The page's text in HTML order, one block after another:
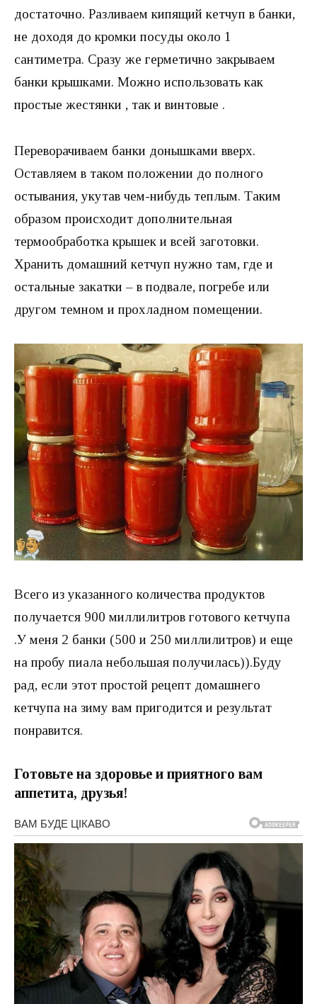
достаточно. Разливаем кипящий кетчуп в банки,
не доходя до кромки посуды около 1
сантиметра. Сразу же герметично закрываем
банки крышками. Можно использовать как
простые жестянки , так и винтовые .
Переворачиваем банки донышками вверх.
Оставляем в таком положении до полного
остывания, укутав чем-нибудь теплым. Таким
образом происходит дополнительная
термообработка крышек и всей заготовки.
Хранить домашний кетчуп нужно там, где и
остальные закатки – в подвале, погребе или
другом темном и прохладном помещении.
Всего из указанного количества продуктов
получается 900 миллилитров готового кетчупа
.У меня 2 банки (500 и 250 миллилитров) и еще
на пробу пиала небольшая получилась)).Буду
рад, если этот простой рецепт домашнего
кетчупа на зиму вам пригодится и результат
понравится.
Готовьте на здоровье и приятного вам
аппетита, друзья!